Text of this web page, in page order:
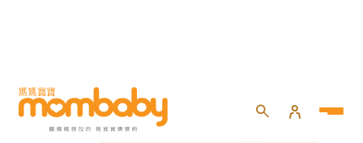
HOME 嬰兒 嬰兒照護
寶寶攝影機拯救睡眠品質！全球熱